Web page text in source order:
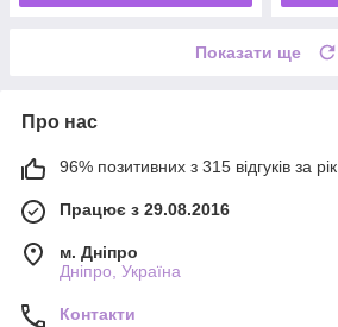
Показати ще
Про нас
96% позитивних з 315 відгуків за рік
Працює з 29.08.2016
м. Дніпро
Дніпро, Україна
Контакти